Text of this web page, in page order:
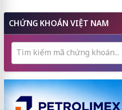
CHỨNG KHOÁN VIỆT NAM
Tìm kiếm mã chứng khoán...